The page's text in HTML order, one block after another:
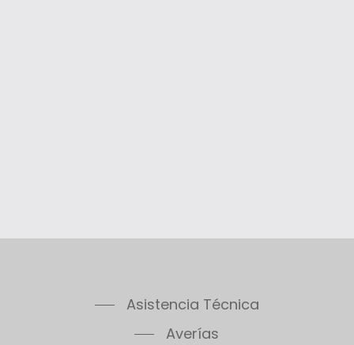
Asistencia Técnica
Averías